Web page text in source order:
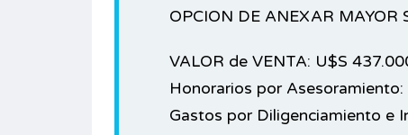
OPCION DE ANEXAR MAYOR
VALOR de VENTA: U$S
Honorarios por Asesoramiento:
Gastos por Diligenciamiento e